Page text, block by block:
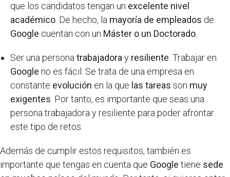
que los candidatos tengan un excelente nivel
académico . De hecho, la mayoría de empleados de
Google cuentan con un Máster o un Doctorado
Ser una persona trabajadora y resiliente . Trabajar en
Google no es fácil. Se trata de una empresa en
constante evolución en la que las tareas son muy
exigentes . Por tanto, es importante que seas una
persona trabajadora y resiliente para poder afrontar
este tipo de retos.
Además de cumplir estos requisitos, también es
importante que tengas en cuenta que Google tiene sede